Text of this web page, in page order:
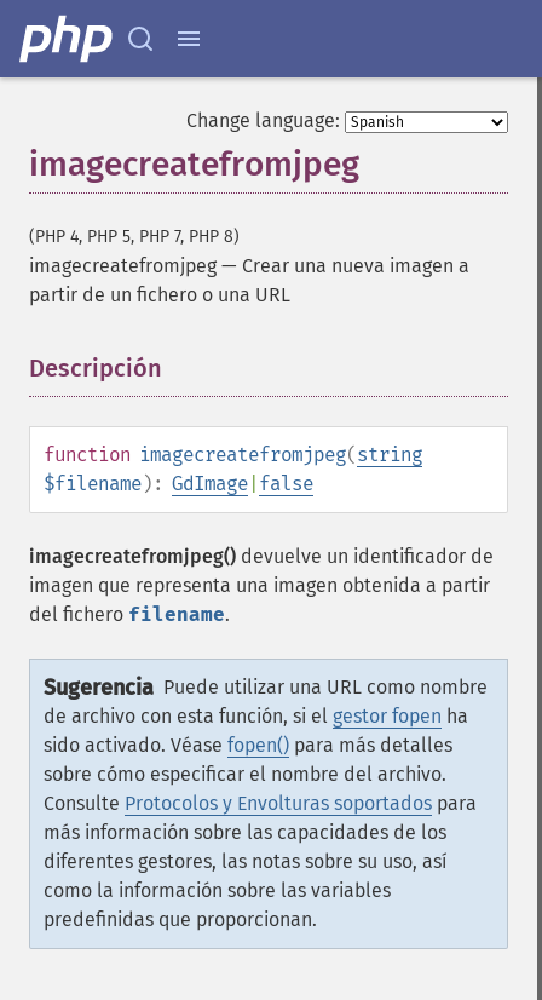
Change language:
imagecreatefromjpeg
(PHP 4, PHP 5, PHP 7, PHP 8)
imagecreatefromjpeg — Crear una nueva imagen a
partir de un fichero o una URL
Descripción
function imagecreatefromjpeg(string
$filename): GdImage false
imagecreatefromjpeg() devuelve un identificador de
imagen que representa una imagen obtenida a partir
del fichero filename.
Sugerencia Puede utilizar una URL como nombre
de archivo con esta función, si el gestor fopen ha
sido activado. Véase fopen() para más detalles
sobre cómo especificar el nombre del archivo.
Consulte Protocolos y Envolturas soportados para
más información sobre las capacidades de los
diferentes gestores, las notas sobre su uso, así
como la información sobre las variables
predefinidas que proporcionan.